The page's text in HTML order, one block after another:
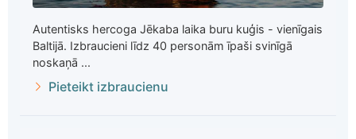
Autentisks hercoga Jēkaba laika buru kuģis - vienīgais
Baltijā. Izbraucieni līdz 40 personām īpaši svinīgā
noskaņā ...
Pieteikt izbraucienu